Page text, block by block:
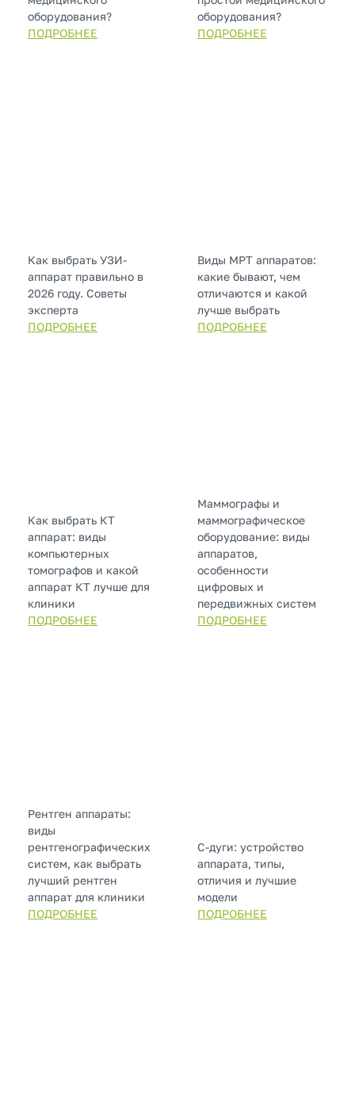
оборудования?
ПОДРОБНЕЕ
оборудования?
ПОДРОБНЕЕ
Как выбрать УЗИ-
аппарат правильно в
2026 году. Советы
эксперта
ПОДРОБНЕЕ
Виды МРТ аппаратов:
какие бывают, чем
отличаются и какой
лучше выбрать
ПОДРОБНЕЕ
Как выбрать КТ
аппарат: виды
компьютерных
томографов и какой
аппарат КТ лучше для
клиники
ПОДРОБНЕЕ
Маммографы и
маммографическое
оборудование: виды
аппаратов,
особенности
цифровых и
передвижных систем
ПОДРОБНЕЕ
Рентген аппараты:
виды
рентгенографических
систем, как выбрать
лучший рентген
аппарат для клиники
ПОДРОБНЕЕ
С-дуги: устройство
аппарата, типы,
отличия и лучшие
модели
ПОДРОБНЕЕ